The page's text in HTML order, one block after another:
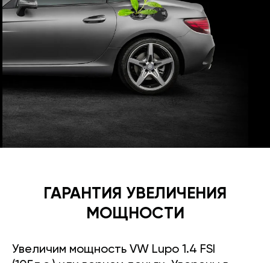
ГАРАНТИЯ УВЕЛИЧЕНИЯ
МОЩНОСТИ
Увеличим мощность VW Lupo 1.4 FSI